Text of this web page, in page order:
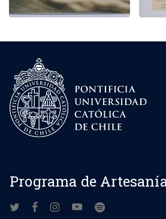
Programa de